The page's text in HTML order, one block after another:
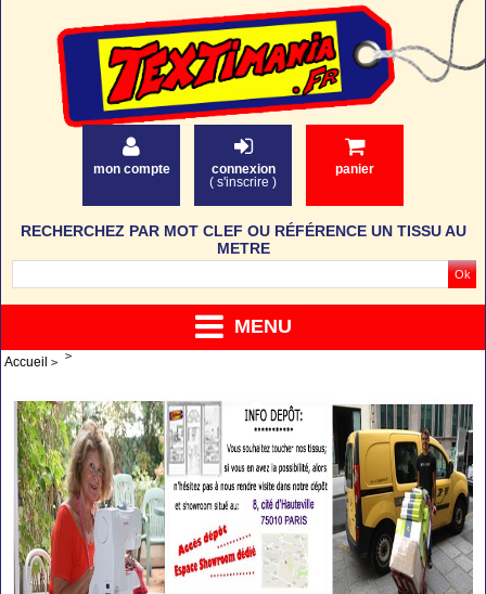
mon compte
connexion
( s'inscrire )
panier
MENU
RECHERCHEZ PAR MOT CLEF OU RÉFÉRENCE UN TISSU AU
METRE
Accueil